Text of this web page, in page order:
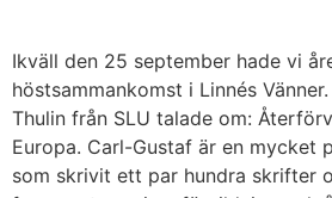
Ikväll den 25 september hade vi
höstsammankomst i Linnés
Thulin från SLU talade om:
Europa. Carl-Gustaf är en mycket
som skrivit ett par hundra skrifter